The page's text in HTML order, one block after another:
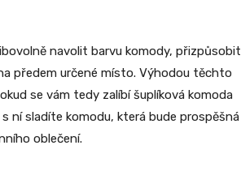
navolit barvu komody, přizpůsobit
předem určené místo. Výhodou těchto
se vám tedy zalíbí šuplíková komoda
ní sladíte komodu, která bude prospěšná
oblečení.